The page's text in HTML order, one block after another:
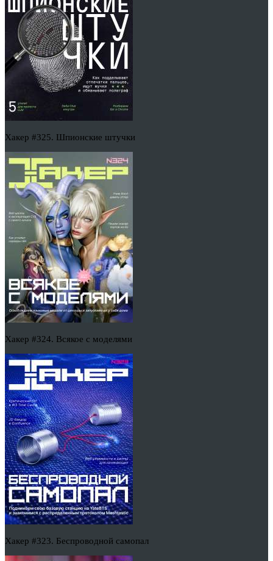
Хакер #325. Шпионские штучки
Хакер #324. Всякое с моделями
Хакер #323. Беспроводной самопал